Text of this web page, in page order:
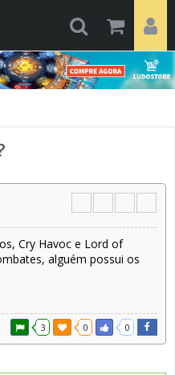
Cry Havoc e Lord of
alguém possui os
3 0 0